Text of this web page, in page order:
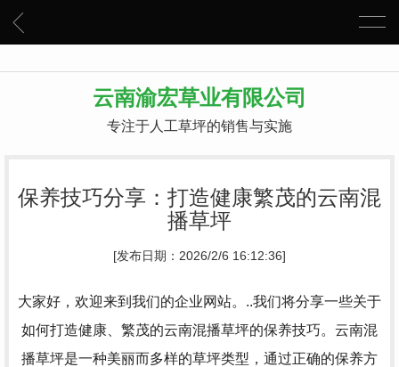
云南渝宏草业有限公司
专注于人工草坪的销售与实施
保养技巧分享：打造健康繁茂的云南混
播草坪
[发布日期：2026/2/6 16:12:36]
大家好，欢迎来到我们的企业网站。..我们将分享一些关于
如何打造健康、繁茂的云南混播草坪的保养技巧。云南混
播草坪是一种美丽而多样的草坪类型，通过正确的保养方